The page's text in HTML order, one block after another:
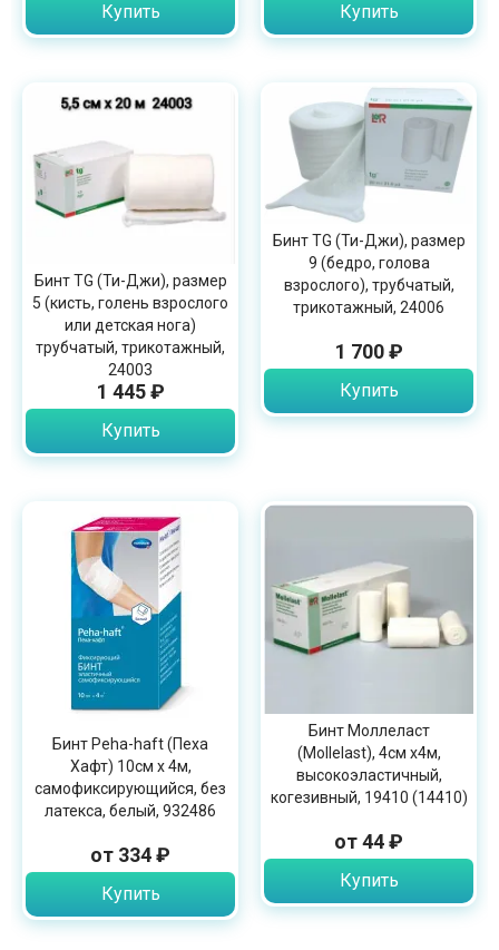
Купить Купить
Бинт TG (Ти-Джи), размер
5 (кисть, голень взрослого
или детская нога)
трубчатый, трикотажный,
24003
1 445 ₽
Купить
Бинт TG (Ти-Джи), размер
9 (бедро, голова
взрослого), трубчатый,
трикотажный, 24006
1 700 ₽
Купить
Бинт Peha-haft (Пеха
Хафт) 10см х 4м,
самофиксирующийся, без
латекса, белый, 932486
от 334 ₽
Купить
Бинт Моллеласт
(Mollelast), 4см х4м,
высокоэластичный,
когезивный, 19410 (14410)
от 44 ₽
Купить